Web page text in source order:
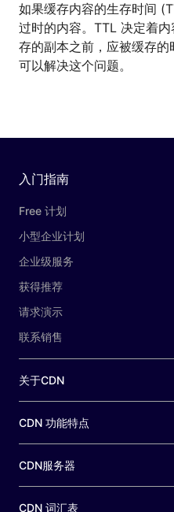
如果缓存内容的生存时间
过时的内容。TTL 决定着
存的副本之前，应被缓存
可以解决这个问题。
入门指南
Free 计划
小型企业计划
企业级服务
获得推荐
请求演示
联系销售
关于CDN
CDN 功能特点
CDN服务器
CDN 词汇表